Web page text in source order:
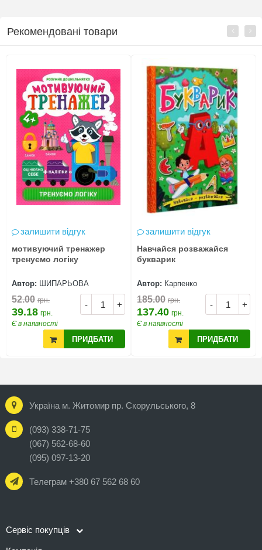
Рекомендовані товари
залишити відгук
мотивуючий тренажер
тренуємо логіку
Автор: ШИПАРЬОВА
- +
52.00 грн.
39.18 грн.
Є в наявності
ПРИДБАТИ
залишити відгук
Навчайся розважайся
букварик
Автор: Карпенко
- +
185.00 грн.
137.40 грн.
Є в наявності
ПРИДБАТИ
Україна м. Житомир пр. Скорульського, 8
(093) 338-71-75
(067) 562-68-60
(095) 097-13-20
Телеграм +380 67 562 68 60
Сервіс покупців